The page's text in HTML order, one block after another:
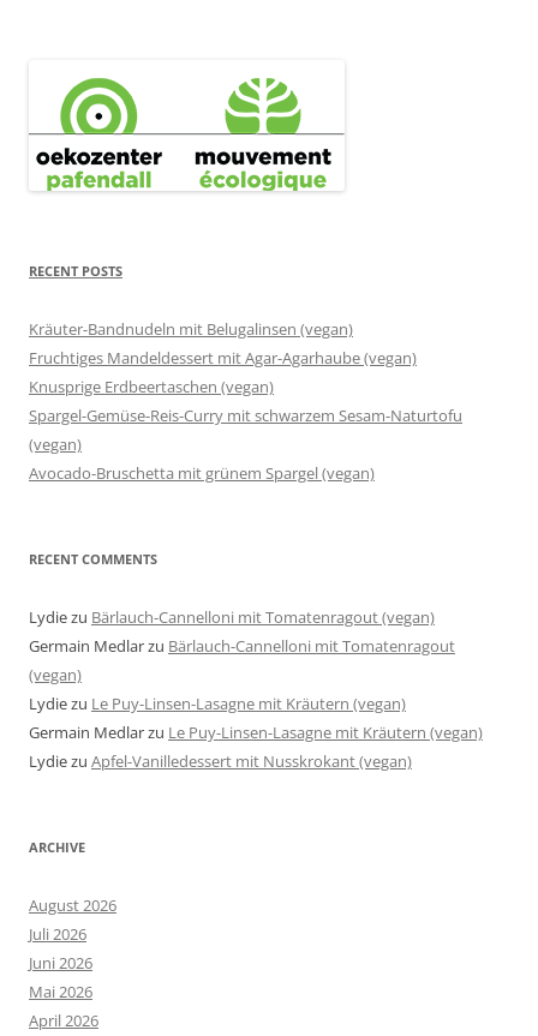
RECENT POSTS
Kräuter-Bandnudeln mit Belugalinsen (vegan)
Fruchtiges Mandeldessert mit Agar-Agarhaube (vegan)
Knusprige Erdbeertaschen (vegan)
Spargel-Gemüse-Reis-Curry mit schwarzem Sesam-Naturtofu
(vegan)
Avocado-Bruschetta mit grünem Spargel (vegan)
RECENT COMMENTS
Lydiezu Bärlauch-Cannelloni mit Tomatenragout (vegan)
Germain Medlarzu Bärlauch-Cannelloni mit Tomatenragout
(vegan)
Lydiezu Le Puy-Linsen-Lasagne mit Kräutern (vegan)
Germain Medlarzu Le Puy-Linsen-Lasagne mit Kräutern (vegan)
Lydiezu Apfel-Vanilledessert mit Nusskrokant (vegan)
ARCHIVE
August 2026
Juli 2026
Juni 2026
Mai 2026
April 2026